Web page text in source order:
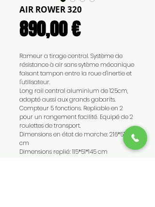
AIR ROWER 320
890,00 €Prix
Rameur a tirage central. Système de
résistance à air sans sytème mécanique
faisant tampon entre la roue d'inertie et
l'utilisateur.
Long rail central aluminium de 125cm,
adapté aussi aux grands gabarits.
Compteur 5 fonctions. Repliable en 2
pour un rangement facilité. Equipé de 2
roulettes de transport.
Dimensions en état de marche: 216*51*87
cm
Dimensions replié: 115*51*145 cm